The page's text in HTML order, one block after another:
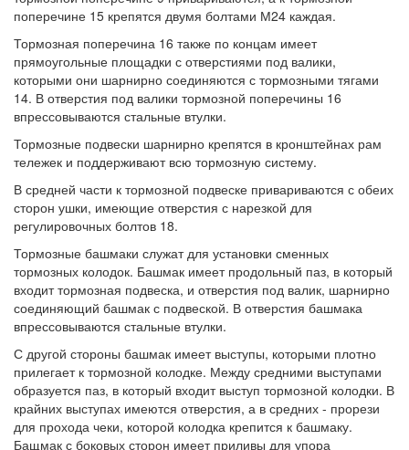
поперечине 15 крепятся двумя болтами М24 каждая.
Тормозная поперечина 16 также по концам имеет
прямоугольные площадки с отверстиями под валики,
которыми они шарнирно соединяются с тормозными тягами
14. В отверстия под валики тормозной поперечины 16
впрессовываются стальные втулки.
Тормозные подвески шарнирно крепятся в кронштейнах рам
тележек и поддерживают всю тормозную систему.
В средней части к тормозной подвеске привариваются с обеих
сторон ушки, имеющие отверстия с нарезкой для
регулировочных болтов 18.
Тормозные башмаки служат для установки сменных
тормозных колодок. Башмак имеет продольный паз, в который
входит тормозная подвеска, и отверстия под валик, шарнирно
соединяющий башмак с подвеской. В отверстия башмака
впрессовываются стальные втулки.
С другой стороны башмак имеет выступы, которыми плотно
прилегает к тормозной колодке. Между средними выступами
образуется паз, в который входит выступ тормозной колодки. В
крайних выступах имеются отверстия, а в средних - прорези
для прохода чеки, которой колодка крепится к башмаку.
Бащмак с боковых сторон имеет приливы для упора